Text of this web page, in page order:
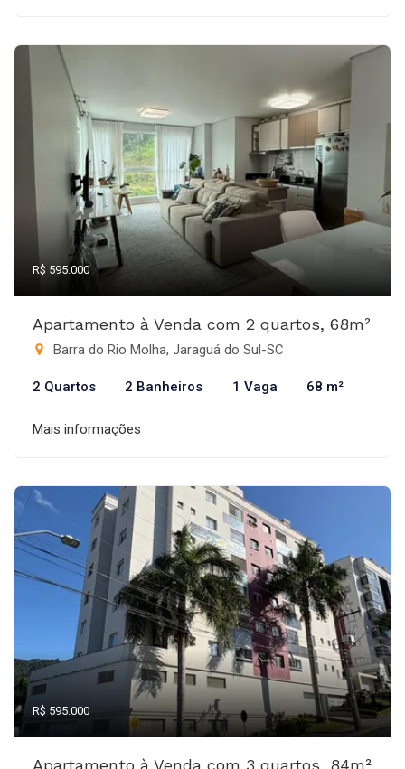
R$ 595.000
Apartamento à Venda com 2 quartos, 68m²
Barra do Rio Molha, Jaraguá do Sul-SC
2 Quartos 2 Banheiros 1 Vaga 68 m²
Mais informações
R$ 595.000
Apartamento à Venda com 3 quartos, 84m²